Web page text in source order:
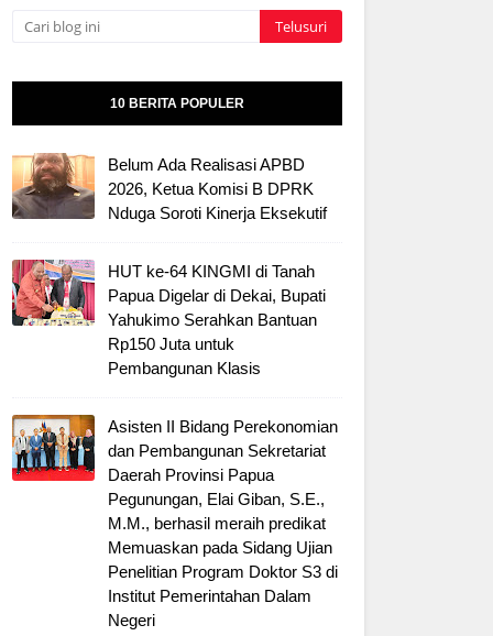
10 BERITA POPULER
Belum Ada Realisasi APBD
2026, Ketua Komisi B DPRK
Nduga Soroti Kinerja Eksekutif
HUT ke-64 KINGMI di Tanah
Papua Digelar di Dekai, Bupati
Yahukimo Serahkan Bantuan
Rp150 Juta untuk
Pembangunan Klasis
Asisten II Bidang Perekonomian
dan Pembangunan Sekretariat
Daerah Provinsi Papua
Pegunungan, Elai Giban, S.E.,
M.M., berhasil meraih predikat
Memuaskan pada Sidang Ujian
Penelitian Program Doktor S3 di
Institut Pemerintahan Dalam
Negeri